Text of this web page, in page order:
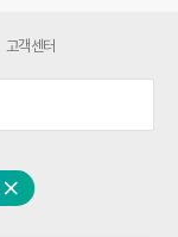
닫기
고객센터